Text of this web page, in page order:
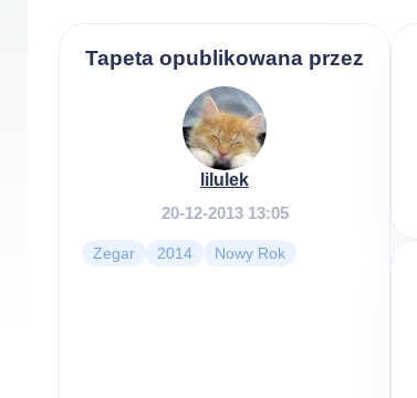
Tapeta opublikowana przez
lilulek
20-12-2013 13:05
Zegar 2014 Nowy Rok